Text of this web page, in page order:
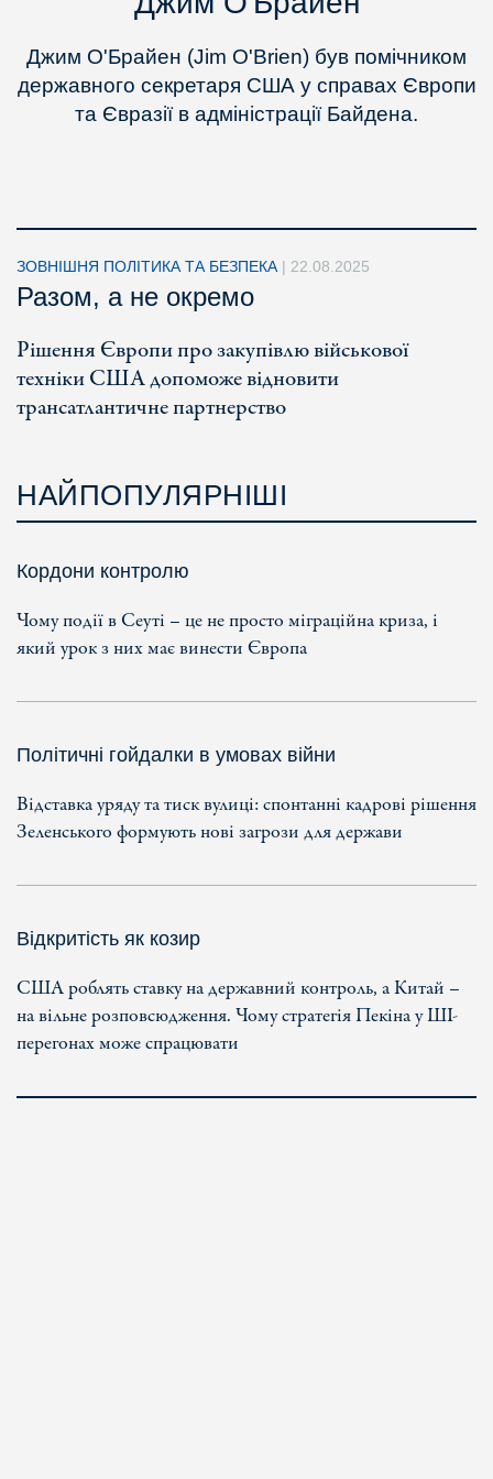
Джим О'Брайен (Jim O'Brien) був помічником
державного секретаря США у справах Європи
та Євразії в адміністрації Байдена.
ЗОВНІШНЯ ПОЛІТИКА ТА БЕЗПЕКА | 22.08.2025
Разом, а не окремо
Рішення Європи про закупівлю військової
техніки США допоможе відновити
трансатлантичне партнерство
НАЙПОПУЛЯРНІШІ
Кордони контролю
Чому події в Сеуті – це не просто міграційна криза, і
який урок з них має винести Європа
Політичні гойдалки в умовах війни
Відставка уряду та тиск вулиці: спонтанні кадрові рішення
Зеленського формують нові загрози для держави
Відкритість як козир
США роблять ставку на державний контроль, а Китай –
на вільне розповсюдження. Чому стратегія Пекіна у ШІ-
перегонах може спрацювати